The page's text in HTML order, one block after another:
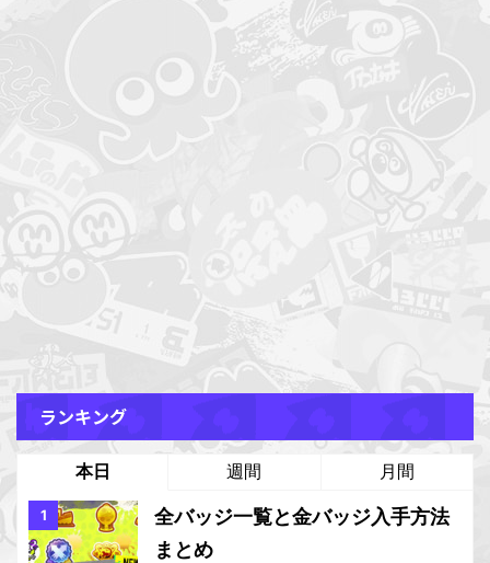
ランキング
本日 週間 月間
全バッジ一覧と金バッジ入手方法
まとめ